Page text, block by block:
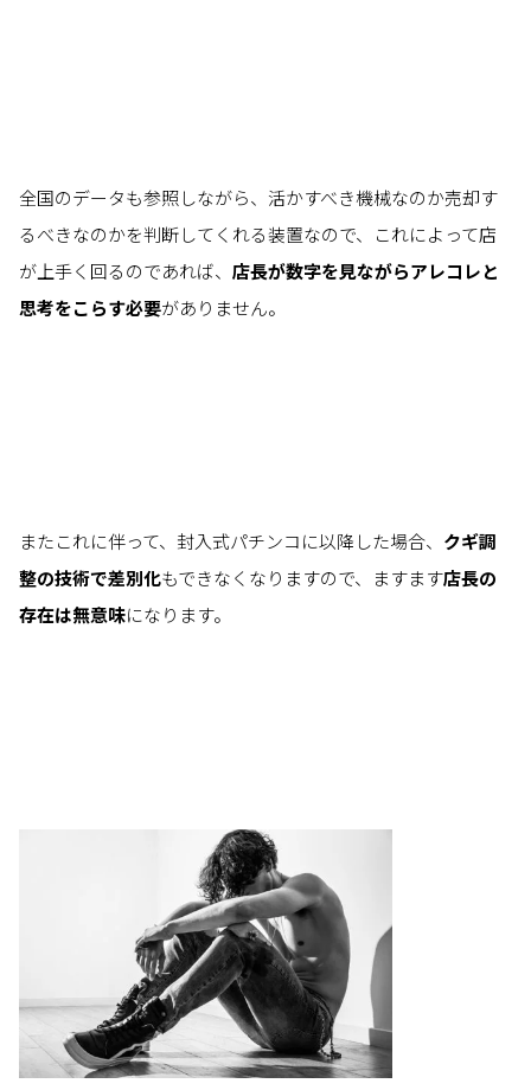
全国のデータも参照しながら、活かすべき機械なのか売却す
るべきなのかを判断してくれる装置なので、これによって店
が上手く回るのであれば、 店長が数字を見ながらアレコレと
思考をこらす必要がありません。
またこれに伴って、封入式パチンコに以降した場合、 クギ調
整の技術で差別化もできなくなりますので、ますます店長の
存在は無意味になります。